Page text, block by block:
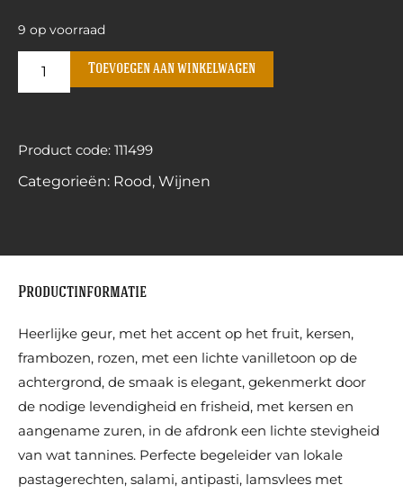
9 op voorraad
Toevoegen aan winkelwagen
Product code: 111499
Categorieën: Rood, Wijnen
Productinformatie
Heerlijke geur, met het accent op het fruit, kersen,
frambozen, rozen, met een lichte vanilletoon op de
achtergrond, de smaak is elegant, gekenmerkt door
de nodige levendigheid en frisheid, met kersen en
aangename zuren, in de afdronk een lichte stevigheid
van wat tannines. Perfecte begeleider van lokale
pastagerechten, salami, antipasti, lamsvlees met